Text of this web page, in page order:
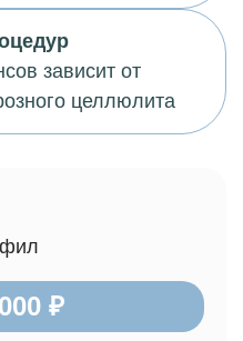
зависит от
целлюлита
₽